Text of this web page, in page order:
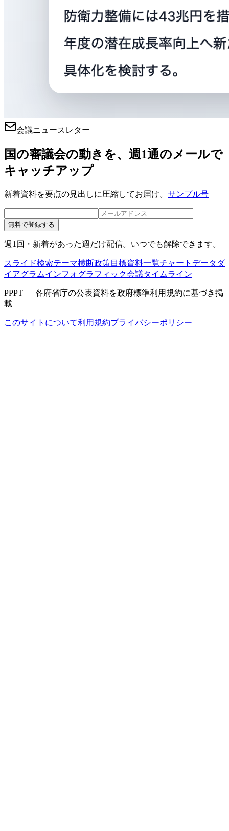
会議ニュースレター
国の審議会の動きを、週1通のメールで
キャッチアップ
新着資料を要点の見出しに圧縮してお届け。 サンプル号
無料で登録する
週1回・新着があった週だけ配信。いつでも解除できます。
スライド検索テーマ横断政策目標資料一覧チャートデータ ダ
イアグラムインフォグラフィック会議タイムライン
PPPT — 各府省庁の公表資料を政府標準利用規約に基づき掲
載
このサイトについて利用規約プライバシーポリシー